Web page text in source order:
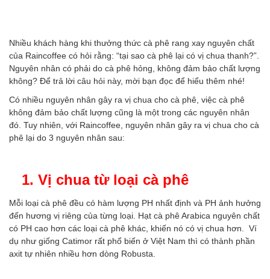
Nhiều khách hàng khi thưởng thức cà phê rang xay nguyên chất
của Raincoffee có hỏi rằng: “tại sao cà phê lại có vị chua thanh?”.
Nguyên nhân có phải do cà phê hỏng, không đảm bảo chất lượng
không? Để trả lời câu hỏi này, mời bạn đọc để hiểu thêm nhé!
Có nhiều nguyên nhân gây ra vị chua cho cà phê, việc cà phê
không đảm bảo chất lượng cũng là một trong các nguyên nhân
đó. Tuy nhiên, với Raincoffee, nguyên nhân gây ra vị chua cho cà
phê lại do 3 nguyên nhân sau:
1. Vị chua từ loại cà phê
Mỗi loại cà phê đều có hàm lượng PH nhất định và PH ảnh hưởng
đến hương vị riêng của từng loại. Hạt cà phê Arabica nguyên chất
có PH cao hơn các loại cà phê khác, khiến nó có vị chua hơn.
Ví
dụ như giống Catimor rất phổ biến ở Việt Nam thì có thành phần
axit tự nhiên nhiều hơn dòng Robusta.